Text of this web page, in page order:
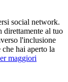
social network.
direttamente al tuo
l'inclusione
hai aperto la
maggiori